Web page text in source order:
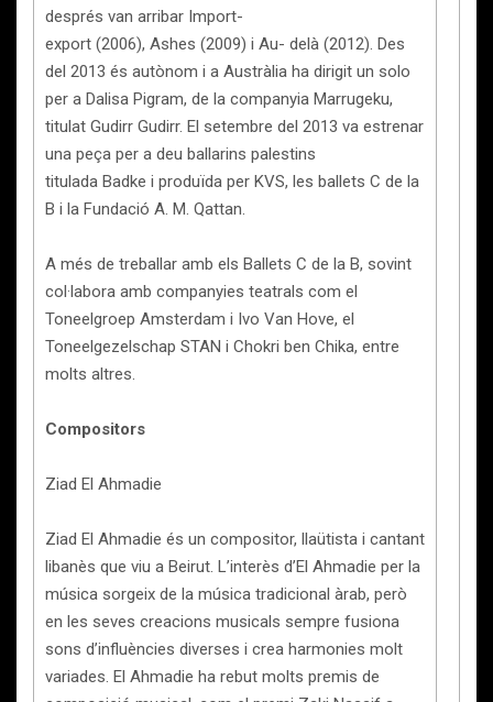
després van arribar Import-
export (2006), Ashes (2009) i Au- delà (2012). Des
del 2013 és autònom i a Austràlia ha dirigit un solo
per a Dalisa Pigram, de la companyia Marrugeku,
titulat Gudirr Gudirr. El setembre del 2013 va estrenar
una peça per a deu ballarins palestins
titulada Badke i produïda per KVS, les ballets C de la
B i la Fundació A. M. Qattan.
A més de treballar amb els Ballets C de la B, sovint
col·labora amb companyies teatrals com el
Toneelgroep Amsterdam i Ivo Van Hove, el
Toneelgezelschap STAN i Chokri ben Chika, entre
molts altres.
Compositors
Ziad El Ahmadie
Ziad El Ahmadie és un compositor, llaütista i cantant
libanès que viu a Beirut. L’interès d’El Ahmadie per la
música sorgeix de la música tradicional àrab, però
en les seves creacions musicals sempre fusiona
sons d’influències diverses i crea harmonies molt
variades. El Ahmadie ha rebut molts premis de